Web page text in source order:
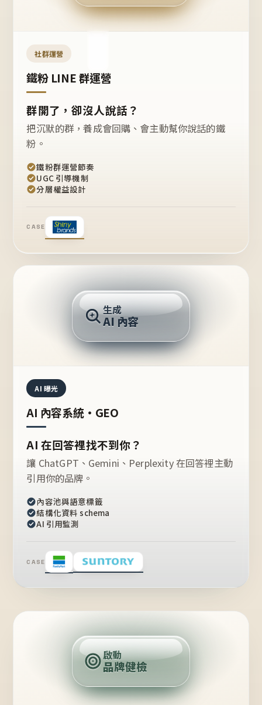
開團
嗎？
社群運營
鐵粉 LINE 群運營
群開了，卻沒人說話？
把沉默的群，養成會回購、會主動幫你說話的鐵
粉。
鐵粉群運營節奏
UGC 引導機制
分層權益設計
CASE
推薦的台灣品牌？
生成
AI 內容
AI 曝光
AI 內容系統・GEO
AI 在回答裡找不到你？
讓 ChatGPT、Gemini、Perplexity 在回答裡主動
引用你的品牌。
內容池與語意標籤
結構化資料 schema
AI 引用監測
CASE
定
位
點
啟動
品牌健檢